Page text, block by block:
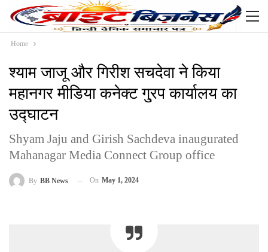
Home
श्याम जाजू और गिरीश सचदेवा ने किया
महानगर मीडिया कनेक्ट गु्रप कार्यालय का
उद्घाटन
Shyam Jaju and Girish Sachdeva inaugurated
Mahanagar Media Connect Group office
By BB News On May 1, 2024